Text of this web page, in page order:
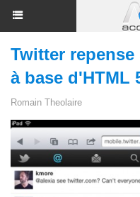
Twitter
à base d'HTML
Romain Theolaire